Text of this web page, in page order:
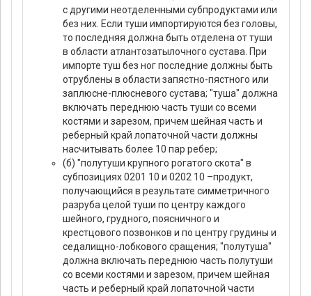
с другими неотделенными субпродуктами или
без них. Если туши импортируются без головы,
то последняя должна быть отделена от туши
в области атлантозатылочного сустава. При
импорте туш без ног последние должны быть
отрублены в области запястно-пястного или
заплюсне-плюсневого сустава; "туша" должна
включать переднюю часть туши со всеми
костями и зарезом, причем шейная часть и
реберный край лопаточной части должны
насчитывать более 10 пар ребер;
(б) "полутуши крупного рогатого скота" в
субпозициях 0201 10 и 0202 10 –продукт,
получающийся в результате симметричного
разруба целой туши по центру каждого
шейного, грудного, поясничного и
крестцового позвонков и по центру грудины и
седалищно-лобкового сращения; "полутуша"
должна включать переднюю часть полутуши
со всеми костями и зарезом, причем шейная
часть и реберный край лопаточной части